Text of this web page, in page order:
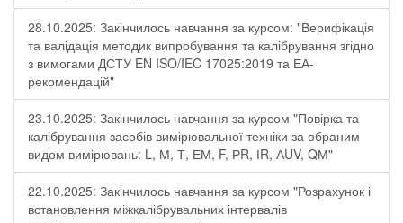
28.10.2025: Закінчилось навчання за курсом: "Верифікація
та валідація методик випробування та калібрування згідно
з вимогами ДСТУ EN ISO/IEC 17025:2019 та ЕА-
рекомендацій"
23.10.2025: Закінчилось навчання за курсом "Повірка та
калібрування засобів вимірювальної техніки за обраним
видом вимірювань: L, М, Т, ЕМ, F, РR, ІR, АUV, QМ"
22.10.2025: Закінчилось навчання за курсом "Розрахунок і
встановлення міжкалібрувальних інтервалів